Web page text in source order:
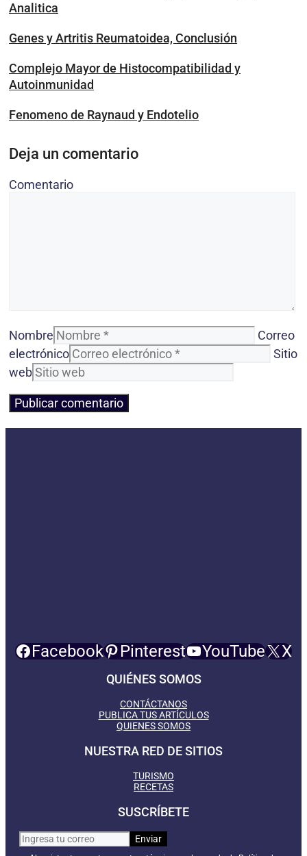
Analitica
Genes y Artritis Reumatoidea, Conclusión
Complejo Mayor de Histocompatibilidad y
Autoinmunidad
Fenomeno de Raynaud y Endotelio
Deja un comentario
Comentario
Nombre
Correo
electrónico
Sitio
web
Facebook Pinterest YouTube X
QUIÉNES SOMOS
CONTÁCTANOS
PUBLICA TUS ARTÍCULOS
QUIENES SOMOS
NUESTRA RED DE SITIOS
TURISMO
RECETAS
SUSCRÍBETE